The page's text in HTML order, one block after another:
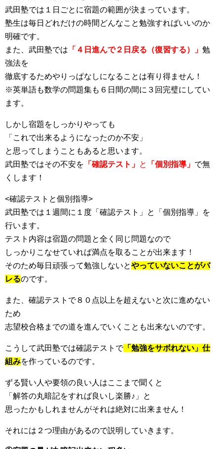
武田塾では１日ごとに宿題の範囲が決まっています。
塾生は毎日どれだけの時間どんなこと勉強すればいいのか
明確です。
また、武田塾では 「４日進んで２日戻る（復習する）」 勉
強法を
徹底するためやりっぱなしになることは有り得ません！
※英単語も数学の問題集も６日間の間に３回完璧にしてい
ます。
しかし宿題をしっかりやっても
「これで出来るようになったのか不安」
と思ってしまうこともあると思います。
武田塾ではその不安を 「確認テスト」 と 「個別指導」 で無
くします！
<確認テストと個別指導>
武田塾では１週間に１度「確認テスト」と「個別指導」を
行います。
テスト内容は宿題の問題と全く同じ問題なので
しっかりこなせていれば満点を取ることが出来ます！
そのため毎日頑張って勉強しないとやっていないことがバ
レるのです。
また、確認テストで８０点以上を超えないと次に進めない
ため
志望校合格までの道を進んでいくことも出来ないのです。
こうして武田塾では確認テストで 「勉強をサボれない」仕
組みを作っているのです。
ずる賢い人や要領の良い人はここまで聞くと
「解答の丸暗記をすれば良いし楽勝♪」と
思ったかもしれませんがそれは絶対に出来ません！
それには２つ理由があるので説明していきます。